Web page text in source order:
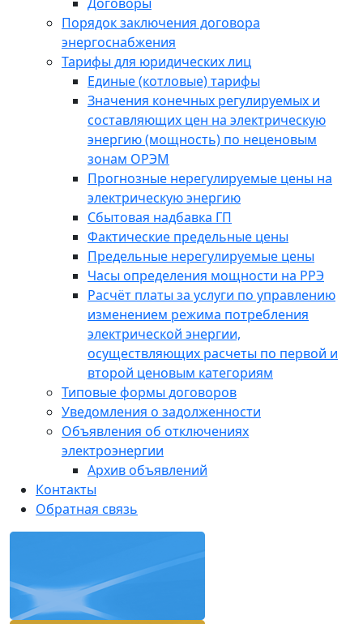
Порядок заключения договора
энергоснабжения
Тарифы для юридических лиц
Единые (котловые) тарифы
Значения конечных регулируемых и
составляющих цен на электрическую
энергию (мощность) по неценовым
зонам ОРЭМ
Прогнозные нерегулируемые цены на
электрическую энергию
Сбытовая надбавка ГП
Фактические предельные цены
Предельные нерегулируемые цены
Часы определения мощности на РРЭ
Расчёт платы за услуги по управлению
изменением режима потребления
электрической энергии,
осуществляющих расчеты по первой и
второй ценовым категориям
Типовые формы договоров
Уведомления о задолженности
Объявления об отключениях
электроэнергии
Архив объявлений
Контакты
Обратная связь